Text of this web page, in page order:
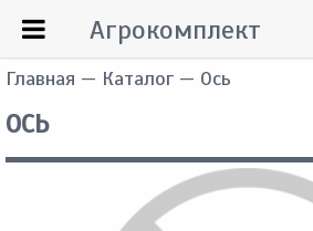
Главная — Каталог — Ось
ОСЬ
Агрокомплект